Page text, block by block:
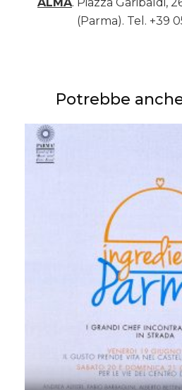
(Parma). Tel. +39
Potrebbe